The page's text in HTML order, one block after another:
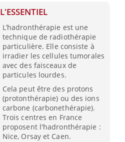
L'ESSENTIEL
L’hadronthérapie est une
technique de radiothérapie
particulière. Elle consiste à
irradier les cellules tumorales
avec des faisceaux de
particules lourdes.
Cela peut être des protons
(protonthérapie) ou des ions
carbone (carbonethérapie).
Trois centres en France
proposent l'hadronthérapie :
Nice, Orsay et Caen.